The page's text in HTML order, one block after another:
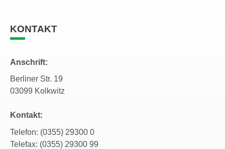
KONTAKT
Anschrift:
Berliner Str. 19
03099 Kolkwitz
Kontakt:
Telefon: (0355) 29300 0
Telefax: (0355) 29300 99